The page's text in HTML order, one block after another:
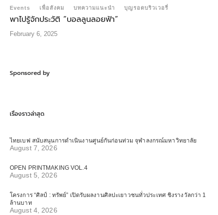
Events เพื่อสังคม บทความแนะนำ บุญรอดบริวเวอรี่
พาไปรู้จักประวัติ “บอลลูนลอยฟ้า”
February 6, 2025
Sponsored by
เรื่องราวล่าสุด
ไทยเบฟ สนับสนุนการดำเนินงานศูนย์กันก่อนท่วม จุฬาลงกรณ์มหาวิทยาลัย
August 7, 2026
OPEN PRINTMAKING VOL.4
August 5, 2026
โครงการ “ศิลป์ : ทรัพย์” เปิดรับผลงานศิลปะเยาวชนทั่วประเทศ ชิงรางวัลกว่า 1
ล้านบาท
August 4, 2026